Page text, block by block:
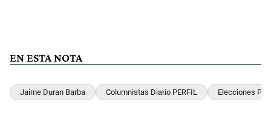
EN ESTA NOTA
Jaime Duran Barba Columnistas Diario PERFIL Elecciones